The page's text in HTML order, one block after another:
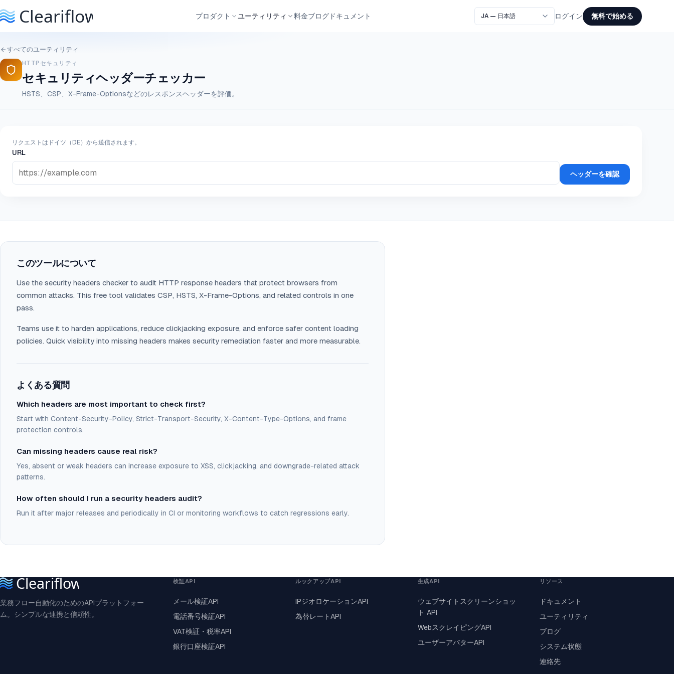
プロダクト ユーティリティ 料金ブログ ドキュメント ログイン 無料で始める
すべてのユーティリティ
HTTPセキュリティ
セキュリティヘッダーチェッカー
HSTS、CSP、X-Frame-Optionsなどのレスポンスヘッダーを評価。
リクエストはドイツ（DE）から送信されます。
URL
ヘッダーを確認
このツールについて
Use the security headers checker to audit HTTP response headers that protect browsers from
common attacks. This free tool validates CSP, HSTS, X-Frame-Options, and related controls in one
pass.
Teams use it to harden applications, reduce clickjacking exposure, and enforce safer content loading
policies. Quick visibility into missing headers makes security remediation faster and more measurable.
よくある質問
Which headers are most important to check first?
Start with Content-Security-Policy, Strict-Transport-Security, X-Content-Type-Options, and frame
protection controls.
Can missing headers cause real risk?
Yes, absent or weak headers can increase exposure to XSS, clickjacking, and downgrade-related attack
patterns.
How often should I run a security headers audit?
Run it after major releases and periodically in CI or monitoring workflows to catch regressions early.
業務フロー自動化のためのAPIプラットフォー
ム。シンプルな連携と信頼性。
検証API
メール検証API
電話番号検証API
VAT検証・税率API
銀行口座検証API
ルックアップAPI
IPジオロケーションAPI
為替レートAPI
生成API
ウェブサイトスクリーンショッ
ト API
WebスクレイピングAPI
ユーザーアバターAPI
リソース
ドキュメント
ユーティリティ
ブログ
システム状態
連絡先